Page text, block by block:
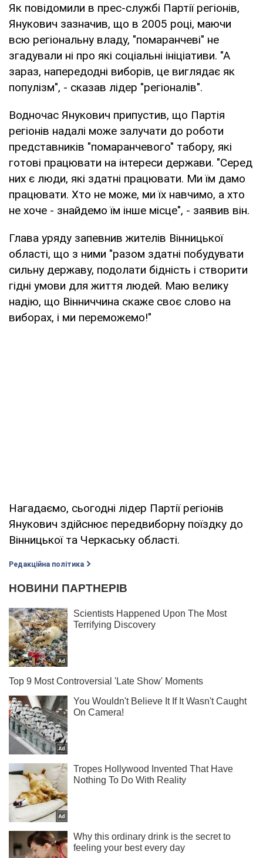
Як повідомили в прес-службі Партії регіонів,
Янукович зазначив, що в 2005 році, маючи
всю регіональну владу, "помаранчеві" не
згадували ні про які соціальні ініціативи. "А
зараз, напередодні виборів, це виглядає як
популізм", - сказав лідер "регіоналів".
Водночас Янукович припустив, що Партія
регіонів надалі може залучати до роботи
представників "помаранчевого" табору, які
готові працювати на інтереси держави. "Серед
них є люди, які здатні працювати. Ми їм дамо
працювати. Хто не може, ми їх навчимо, а хто
не хоче - знайдемо їм інше місце", - заявив він.
Глава уряду запевнив жителів Вінницької
області, що з ними "разом здатні побудувати
сильну державу, подолати бідність і створити
гідні умови для життя людей. Маю велику
надію, що Вінниччина скаже своє слово на
виборах, і ми переможемо!"
Нагадаємо, сьогодні лідер Партії регіонів
Янукович здійснює передвиборну поїздку до
Вінницької та Черкаську області.
Редакційна політика